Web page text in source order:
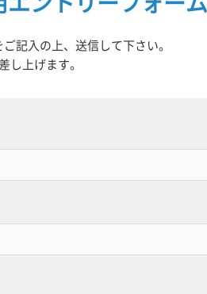
記入の上、送信して下さい。
し上げます。